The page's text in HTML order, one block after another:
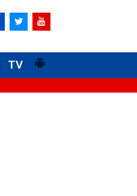
TV